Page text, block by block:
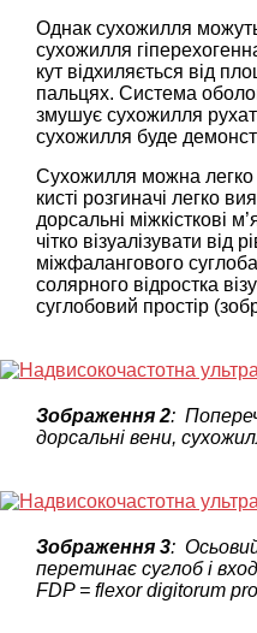
Однак сухожилля можуть
сухожилля
кут відхиляється від
пальцях. Система
змушує сухожилля
сухожилля буде
Сухожилля можна легко
кисті розгиначі легко
дорсальні міжкісткові
чітко візуалізувати
міжфалангового
солярного відростка
суглобовий простір
Зображення 2:
дорсальні вени,
Зображення 3:
перетинає суглоб і
FDP = flexor digitorum